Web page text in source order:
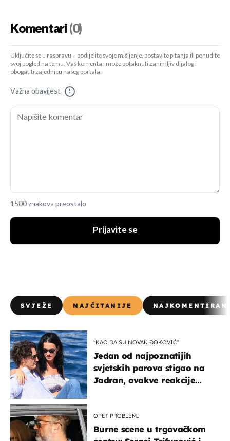
Komentari(0)
Uključite se u raspravu – podijelite svoje mišljenje, postavite pitanja ili ponudite
svoj pogled na temu. Vaš komentar može potaknuti zanimljiv dijalog i
obogatiti zajednicu našeg portala.
Važna obavijest !
1500 znakova preostalo
Prijavite se
SVJEŽE NAJČITANIJE
"KAO DA SU NOVAK ĐOKOVIĆ"
Jedan od najpoznatijih
svjetskih parova stigao na
Jadran, ovakve reakcije
OPET PROBLEMI
Burne scene u trgovačkom